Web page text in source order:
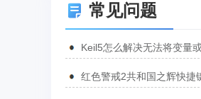
常见问题
Keil5怎么解决无法将变量
红色警戒2共和国之辉快捷